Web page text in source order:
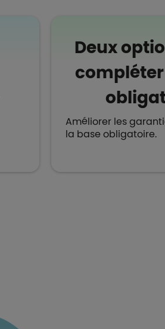
Deux
Améliorer les
la base obligatoire.